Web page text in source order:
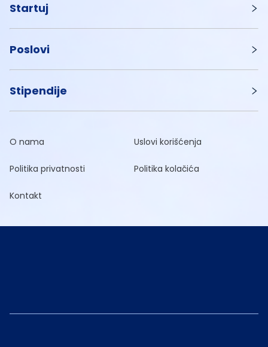
Startuj
Poslovi
Stipendije
O nama Uslovi korišćenja
Politika privatnosti Politika kolačića
Kontakt